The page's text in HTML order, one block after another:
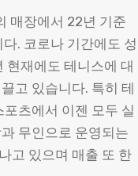
매장에서 22년 기준
. 코로나 기간에도 성
현재에도 테니스에 대
고 있습니다. 특히 테
츠에서 이젠 모두 실
무인으로 운영되는
고 있으며 매출 또 한